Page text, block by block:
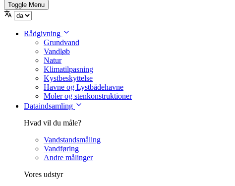
Toggle Menu
Rådgivning
Grundvand
Vandløb
Natur
Klimatilpasning
Kystbeskyttelse
Havne og Lystbådehavne
Moler og stenkonstruktioner
Dataindsamling
Hvad vil du måle?
Vandstandsmåling
Vandføring
Andre målinger
Vores udstyr